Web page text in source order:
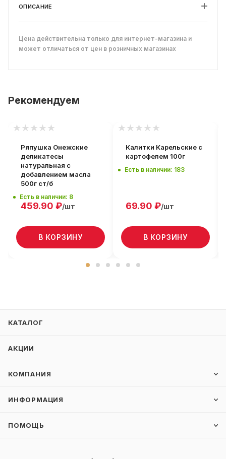
ОПИСАНИЕ
Цена действительна только для интернет-магазина и
может отличаться от цен в розничных магазинах
Рекомендуем
Ряпушка Онежские
деликатесы
натуральная с
добавлением масла
500г ст/б
Есть в наличии: 8
459.90 ₽/шт
В КОРЗИНУ
Калитки Карельские с
картофелем 100г
Есть в наличии: 183
69.90 ₽/шт
В КОРЗИНУ
КАТАЛОГ
АКЦИИ
КОМПАНИЯ
ИНФОРМАЦИЯ
ПОМОЩЬ